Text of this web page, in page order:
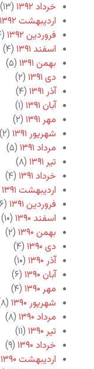
خرداد ۱۳۹۲
(۱۳)
اردیبهشت ۱۳۹۲
فروردین ۱۳۹۲
(۴)
اسفند ۱۳۹۱
(۴)
بهمن ۱۳۹۱
(۵)
دی ۱۳۹۱
(۲)
آذر ۱۳۹۱
(۴)
آبان ۱۳۹۱
(۱)
مهر ۱۳۹۱
(۲)
شهریور ۱۳۹۱
(۲)
مرداد ۱۳۹۱
(۵)
تیر ۱۳۹۱
(۸)
خرداد ۱۳۹۱
(۴)
اردیبهشت ۱۳۹۱
فروردین ۱۳۹۱
(۶)
اسفند ۱۳۹۰
(۱۰)
بهمن ۱۳۹۰
(۲)
دی ۱۳۹۰
(۴)
آذر ۱۳۹۰
(۱۰)
آبان ۱۳۹۰
(۶)
مهر ۱۳۹۰
(۴)
شهریور ۱۳۹۰
(۸)
مرداد ۱۳۹۰
(۸)
تیر ۱۳۹۰
(۱۱)
خرداد ۱۳۹۰
(۹)
اردیبهشت ۱۳۹۰